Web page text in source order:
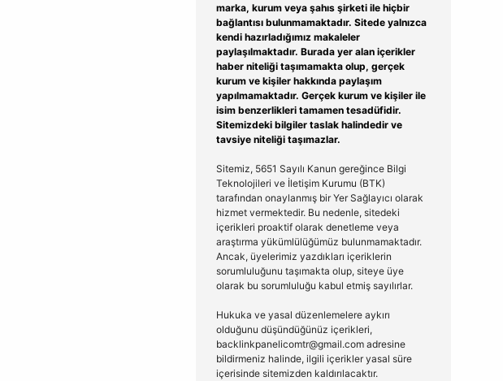
marka, kurum veya şahıs şirketi ile hiçbir
bağlantısı bulunmamaktadır. Sitede yalnızca
kendi hazırladığımız makaleler
paylaşılmaktadır. Burada yer alan içerikler
haber niteliği taşımamakta olup, gerçek
kurum ve kişiler hakkında paylaşım
yapılmamaktadır. Gerçek kurum ve kişiler ile
isim benzerlikleri tamamen tesadüfidir.
Sitemizdeki bilgiler taslak halindedir ve
tavsiye niteliği taşımazlar.
Sitemiz, 5651 Sayılı Kanun gereğince Bilgi
Teknolojileri ve İletişim Kurumu (BTK)
tarafından onaylanmış bir Yer Sağlayıcı olarak
hizmet vermektedir. Bu nedenle, sitedeki
içerikleri proaktif olarak denetleme veya
araştırma yükümlülüğümüz bulunmamaktadır.
Ancak, üyelerimiz yazdıkları içeriklerin
sorumluluğunu taşımakta olup, siteye üye
olarak bu sorumluluğu kabul etmiş sayılırlar.
Hukuka ve yasal düzenlemelere aykırı
olduğunu düşündüğünüz içerikleri,
backlinkpanelicomtr@gmail.comadresine
bildirmeniz halinde, ilgili içerikler yasal süre
içerisinde sitemizden kaldırılacaktır.